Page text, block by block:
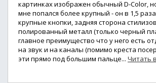
картинках изображен обычный D-Color,
мне попался более крупный - он в 1,5
крупные кнопки, задняя сторона
полированный металл (только черный
главное преимущество что у него есть
на звук и на каналы (помимо креста
эти прямо под большим пальце... Читать